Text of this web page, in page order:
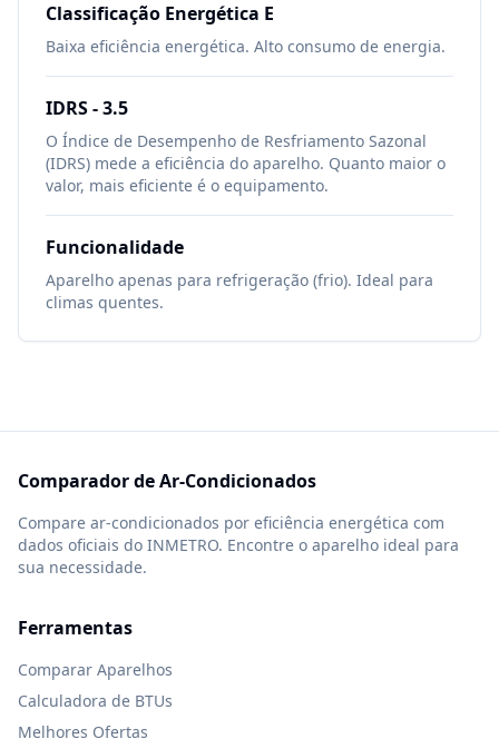
Classificação Energética E
Baixa eficiência energética. Alto consumo de energia.
IDRS -3.5
O Índice de Desempenho de Resfriamento Sazonal
(IDRS) mede a eficiência do aparelho. Quanto maior o
valor, mais eficiente é o equipamento.
Funcionalidade
Aparelho apenas para refrigeração (frio). Ideal para
climas quentes.
Comparador de Ar-Condicionados
Compare ar-condicionados por eficiência energética com
dados oficiais do INMETRO. Encontre o aparelho ideal para
sua necessidade.
Ferramentas
Comparar Aparelhos
Calculadora de BTUs
Melhores Ofertas